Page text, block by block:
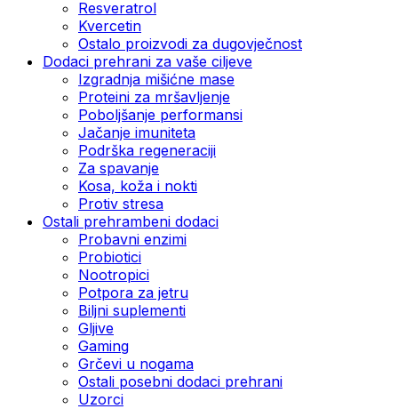
Resveratrol
Kvercetin
Ostalo proizvodi za dugovječnost
Dodaci prehrani za vaše ciljeve
Izgradnja mišićne mase
Proteini za mršavljenje
Poboljšanje performansi
Jačanje imuniteta
Podrška regeneraciji
Za spavanje
Kosa, koža i nokti
Protiv stresa
Ostali prehrambeni dodaci
Probavni enzimi
Probiotici
Nootropici
Potpora za jetru
Biljni suplementi
Gljive
Gaming
Grčevi u nogama
Ostali posebni dodaci prehrani
Uzorci